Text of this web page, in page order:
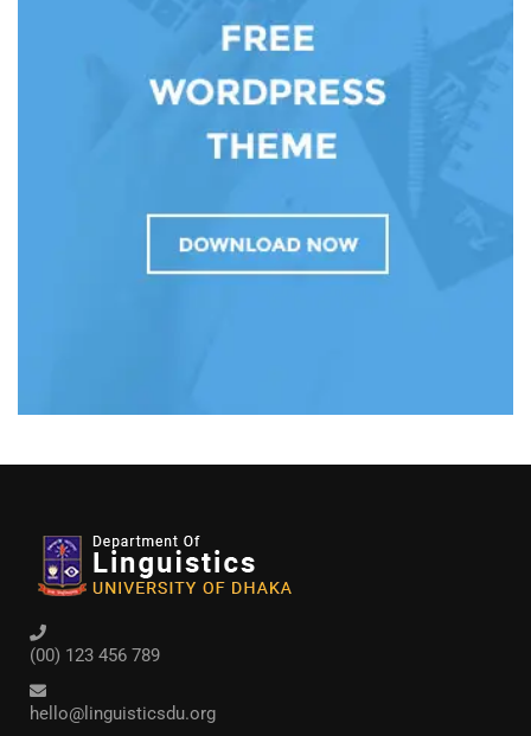
(00) 123 456 789
hello@linguisticsdu.org